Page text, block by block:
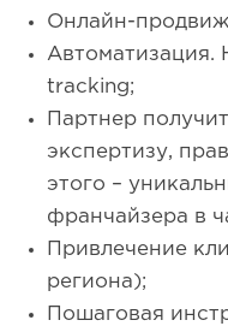
Онлайн-
Автоматизация.
tracking;
Партнер
экспертизу,
этого –
франчайзера в
Привлечение
региона);
Пошаговая